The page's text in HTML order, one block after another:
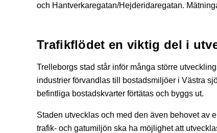
och Hantverkaregatan/Hejderidaregatan.
Trafikflödet en viktig del i
Trelleborgs stad står inför många större
industrier förvandlas till bostadsmiljöer i Västra
befintliga bostadskvarter förtätas och byggs ut.
Staden utvecklas och med den även behovet av
trafik- och gatumiljön ska ha möjlighet att